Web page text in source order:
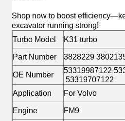
Shop now to boost
excavator running strong!
Turbo Model
K31 turbo
Part Number 3828229
OE Number
53319987122
53319707122
Application
For Volvo
Engine FM9